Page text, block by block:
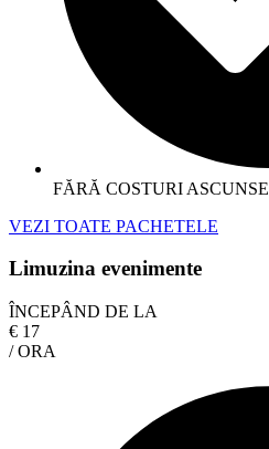
FĂRĂ COSTURI ASCUNSE
VEZI TOATE PACHETELE
Limuzina evenimente
ÎNCEPÂND DE LA
€ 17
/ ORA